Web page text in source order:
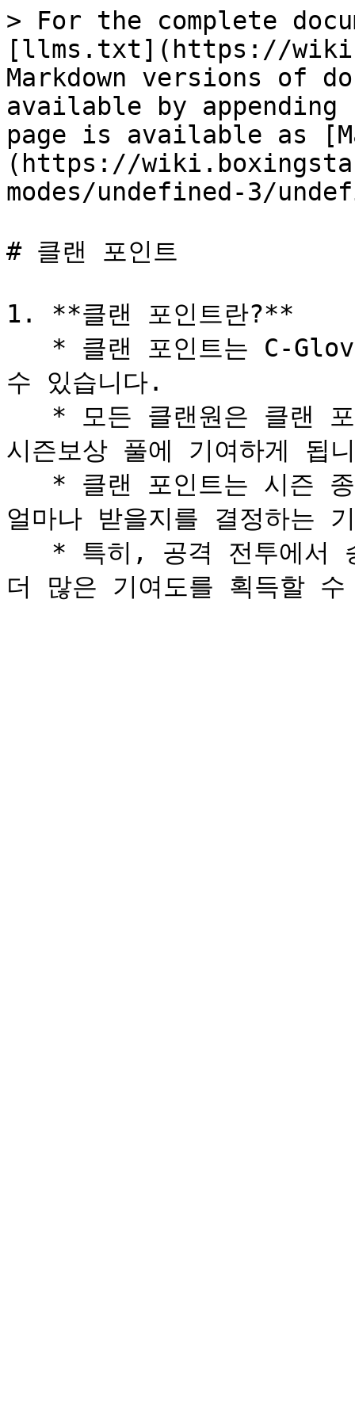
> For the complete
[llms.txt](https://
Markdown versions of
available by
page is available as
(https://
modes/undefined-3/
# 클랜 포인트
1. **클랜 포인트란?**
수 있습니다.
시즌보상 풀에 기여하게 됩
얼마나 받을지를 결정하는